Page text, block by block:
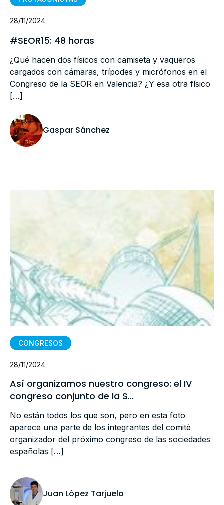
28/11/2024
#SEOR15: 48 horas
¿Qué hacen dos físicos con camiseta y vaqueros
cargados con cámaras, trípodes y micrófonos en el
Congreso de la SEOR en Valencia? ¿Y esa otra físico
[…]
Gaspar Sánchez
CONGRESOS
28/11/2024
Así organizamos nuestro congreso: el IV
congreso conjunto de la S...
No están todos los que son, pero en esta foto
aparece una parte de los integrantes del comité
organizador del próximo congreso de las sociedades
españolas […]
Juan López Tarjuelo